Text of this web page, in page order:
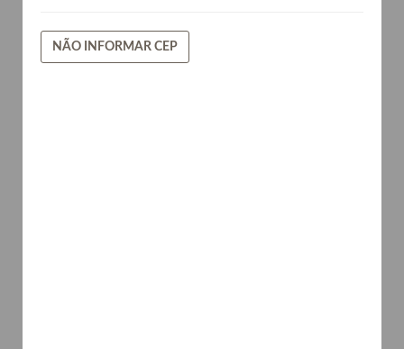
Taj - Chapa de MDF Arauco 15mm
NÃO INFORMAR CEP